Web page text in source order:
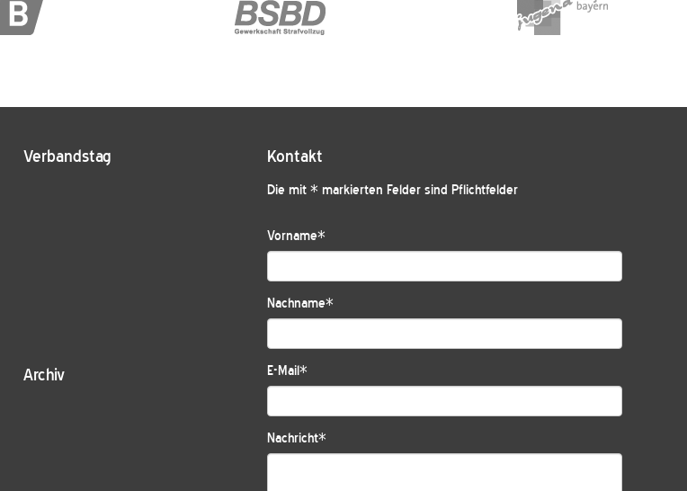
Verbandstag
Archiv
Kontakt
Die mit * markierten Felder sind Pflichtfelder
Vorname*
Nachname*
E-Mail*
Nachricht*